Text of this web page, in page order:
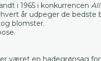
i 1965 i konkurrencen
år udpeger de bedste
blomster.
været en hadegrønsag